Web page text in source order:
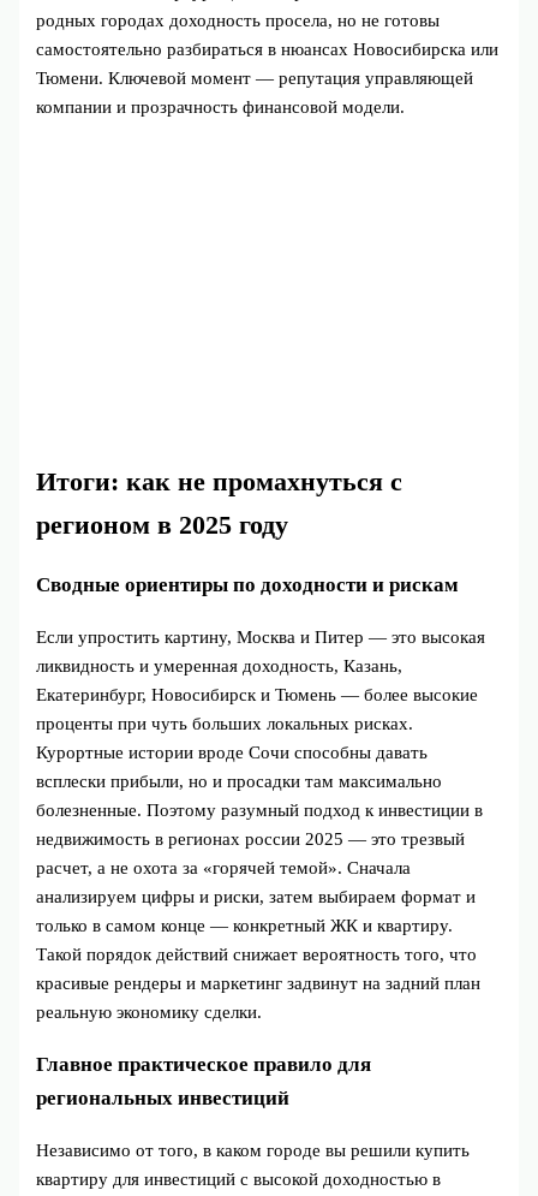
родных городах доходность просела, но не готовы
самостоятельно разбираться в нюансах Новосибирска или
Тюмени. Ключевой момент — репутация управляющей
компании и прозрачность финансовой модели.
Итоги: как не промахнуться с
регионом в 2025 году
Сводные ориентиры по доходности и рискам
Если упростить картину, Москва и Питер — это высокая
ликвидность и умеренная доходность, Казань,
Екатеринбург, Новосибирск и Тюмень — более высокие
проценты при чуть больших локальных рисках.
Курортные истории вроде Сочи способны давать
всплески прибыли, но и просадки там максимально
болезненные. Поэтому разумный подход к инвестиции в
недвижимость в регионах россии 2025 — это трезвый
расчет, а не охота за «горячей темой». Сначала
анализируем цифры и риски, затем выбираем формат и
только в самом конце — конкретный ЖК и квартиру.
Такой порядок действий снижает вероятность того, что
красивые рендеры и маркетинг задвинут на задний план
реальную экономику сделки.
Главное практическое правило для
региональных инвестиций
Независимо от того, в каком городе вы решили купить
квартиру для инвестиций с высокой доходностью в